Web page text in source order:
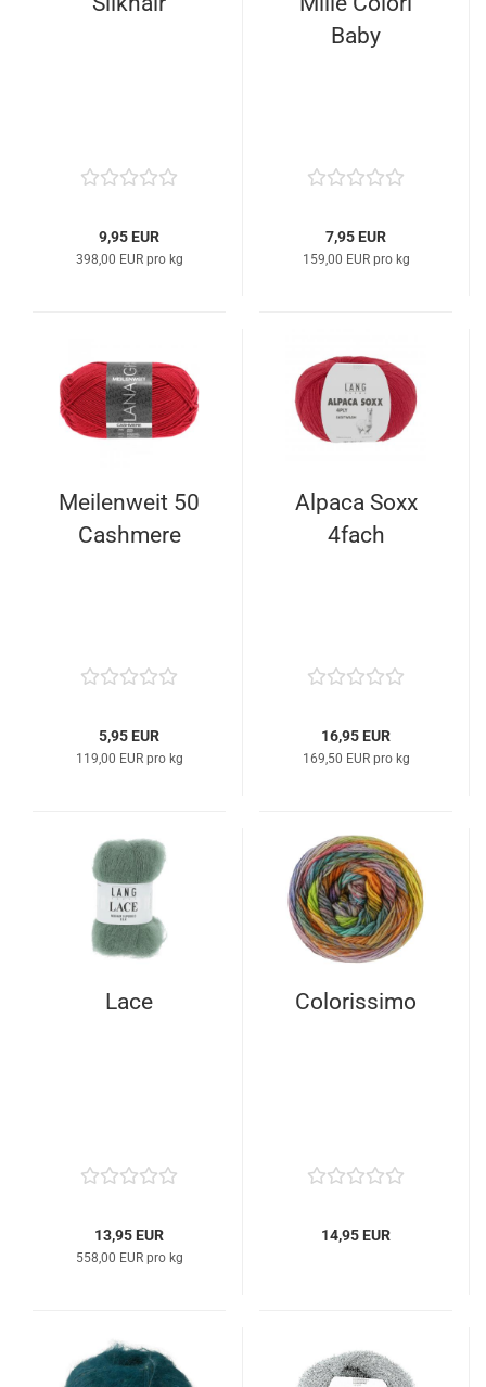
9,95 EUR
398,00 EUR pro kg
Baby
7,95 EUR
159,00 EUR pro kg
Meilenweit 50
Cashmere
5,95 EUR
119,00 EUR pro kg
Alpaca Soxx
4fach
16,95 EUR
169,50 EUR pro kg
Lace
13,95 EUR
558,00 EUR pro kg
Colorissimo
14,95 EUR